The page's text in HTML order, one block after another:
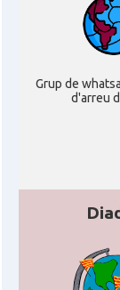
Acció
Delegació
Consolat
Consolat
Grup de
d'arreu